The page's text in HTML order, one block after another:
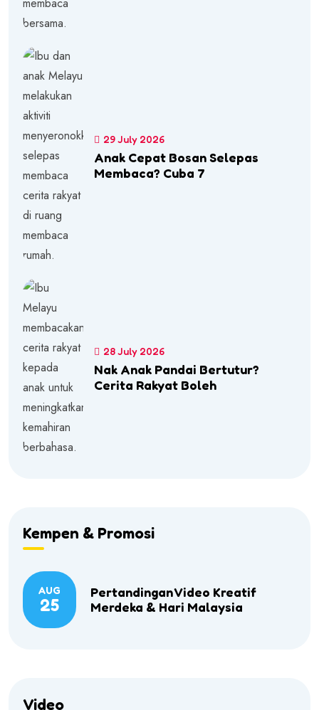
29 July 2026
Anak Cepat Bosan Selepas
Membaca? Cuba 7
28 July 2026
Nak Anak Pandai Bertutur?
Cerita Rakyat Boleh
Kempen & Promosi
AUG
25
Pertandingan Video Kreatif
Merdeka & Hari Malaysia
Video